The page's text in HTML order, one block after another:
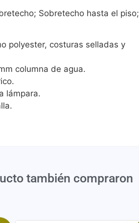
Sobretecho hasta el piso;
polyester, costuras selladas y
columna de agua.
lámpara.
también compraron